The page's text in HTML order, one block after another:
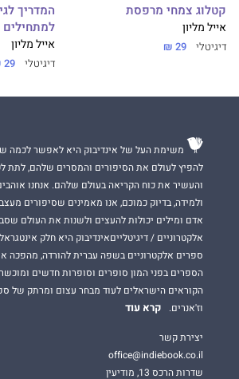
קטלוג צמחי מרפסת
אייל מליון
דיגיטלי 29 ₪
המדריך
למתחילים
אייל מליון
דיגיטלי 29 ₪
משימת העל של אינדיבוק היא לאפשר לכמה
להפיץ לעולם את הסיפורים והמסרים שלהם, לתת
והעשיר את כוח הקריאה בעולם שלהם. אנחנו
ולמידה, בדיוק כמוכם, אנו מאמינים שסיפורים
אדם ומילים יכולות להעצים ולשנות את העולם
אלקטרוניים / דיגיטלייםאינדיבוק היא חלק
ספרים אלקטרוניים בשפה עברית להורדה,
הספרים בפני המון סופרים וסופרות חדשים
הקוראים הישראלים לעוד מבחר עצום ומרתק של
וז'אנרים.
קרא עוד
יצירת קשר
office@indiebook.co.il
שדרות הרכס 13, מודיעין